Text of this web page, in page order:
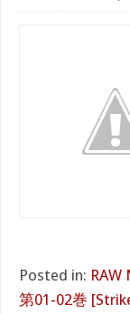
Posted in: RAW
第01-02巻